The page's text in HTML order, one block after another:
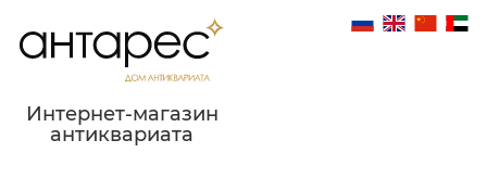
Интернет-магазин
антиквариата